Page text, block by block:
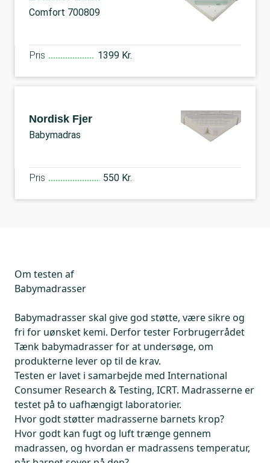
Comfort 700809
Pris 1399 Kr.
Nordisk Fjer
Babymadras
Pris 550 Kr.
Om testen af
Babymadrasser
Babymadrasser skal give god støtte, være sikre og
fri for uønsket kemi. Derfor tester Forbrugerrådet
Tænk babymadrasser for at undersøge, om
produkterne lever op til de krav.
Testen er lavet i samarbejde med International
Consumer Research & Testing, ICRT. Madrasserne er
testet på to uafhængigt laboratorier.
Hvor godt støtter madrasserne barnets krop?
Hvor godt kan fugt og luft trænge gennem
madrassen, og hvordan er madrassens temperatur,